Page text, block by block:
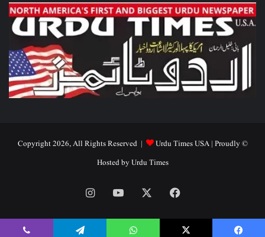
© Copyright 2026, All Rights Reserved |
Urdu Times USA| Proudly
Hosted byUrdu Times
Facebook
YouTube